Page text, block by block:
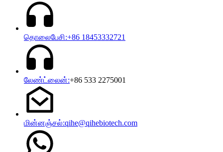
தொலைபேசி:+86 18453332721
லேண்ட்லைன்:+86 533 2275001
மின்னஞ்சல்:qihe@qihebiotech.com